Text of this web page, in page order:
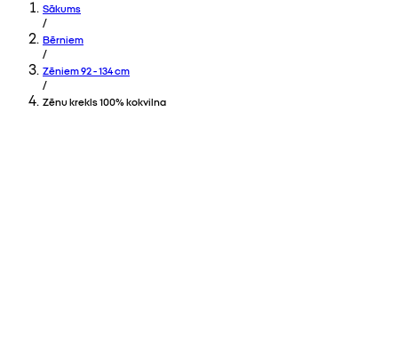
Sākums
/
Bērniem
/
Zēniem 92 - 134 cm
/
Zēnu krekls 100% kokvilna